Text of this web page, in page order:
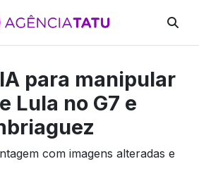
para manipular
Lula no G7 e
com imagens alteradas e